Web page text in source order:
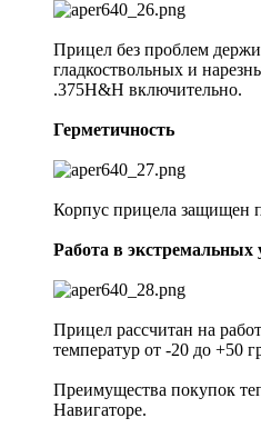
Прицел без проблем
гладкоствольных и
.375H&H включительно.
Герметичность
Корпус прицела защищен
Работа в экстремальных
Прицел рассчитан на
температур от -20 до +50
Преимущества покупок
Навигаторе.